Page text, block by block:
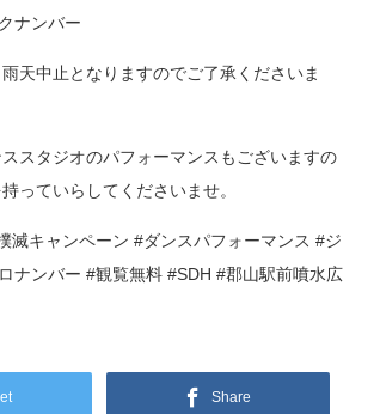
ナンバー
天中止となりますのでご了承くださいま
スタジオのパフォーマンスもございますの
っていらしてくださいませ。
滅キャンペーン #ダンスパフォーマンス #ジ
ナンバー #観覧無料 #SDH #郡山駅前噴水広
Share